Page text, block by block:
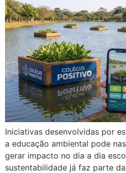
Iniciativas desenvolvidas por
a educação ambiental pode
gerar impacto no dia a dia
sustentabilidade já faz parte